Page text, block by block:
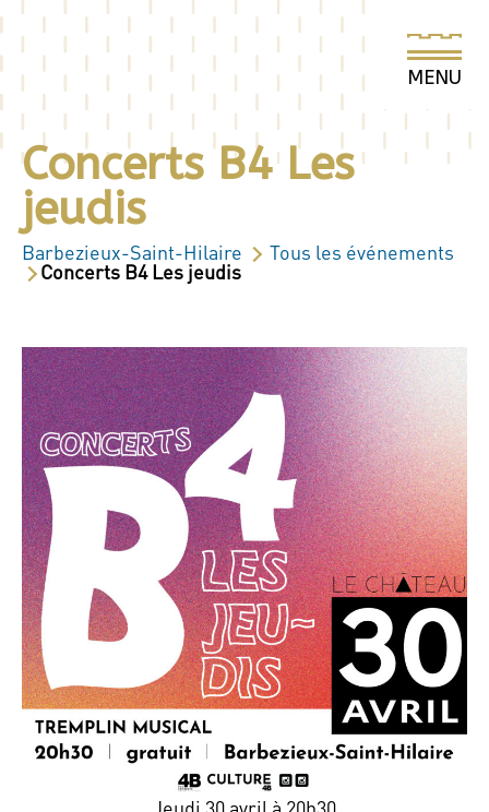
Concerts B4 Les
jeudis
Barbezieux-Saint-Hilaire Tous les événements
Concerts B4 Les jeudis